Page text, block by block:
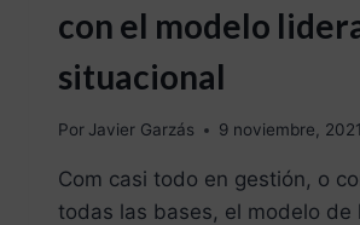
con el modelo
situacional
Por Javier Garzás 9 noviembre, 2021
Com casi todo en gestión, o
todas las bases, el modelo de